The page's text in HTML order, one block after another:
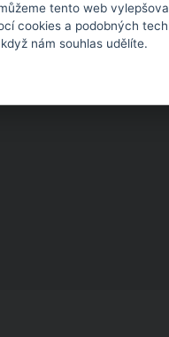
tento web
cookies a podobných
nám souhlas udělíte.